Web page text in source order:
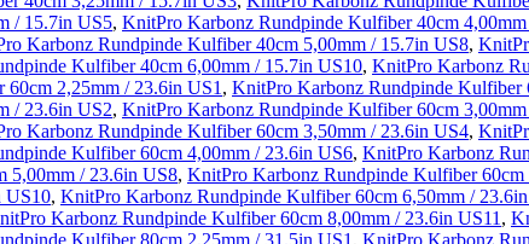
/ 15.7in US5, KnitPro Karbonz Rundpinde Kulfiber 40cm
Karbonz Rundpinde Kulfiber 40cm 5,00mm / 15.7in US8,
Kulfiber 40cm 6,00mm / 15.7in US10, KnitPro Karbonz
2,25mm / 23.6in US1 , KnitPro Karbonz Rundpinde
/ 23.6in US2, KnitPro Karbonz Rundpinde Kulfiber 60cm
Karbonz Rundpinde Kulfiber 60cm 3,50mm / 23.6in US4,
Kulfiber 60cm 4,00mm / 23.6in US6, KnitPro Karbonz
5,00mm / 23.6in US8, KnitPro Karbonz Rundpinde Kulfiber
US10, KnitPro Karbonz Rundpinde Kulfiber 60cm 6,50mm /
Karbonz Rundpinde Kulfiber 60cm 8,00mm / 23.6in US11 ,
Kulfiber 80cm 2,25mm / 31.5in US1 , KnitPro Karbonz